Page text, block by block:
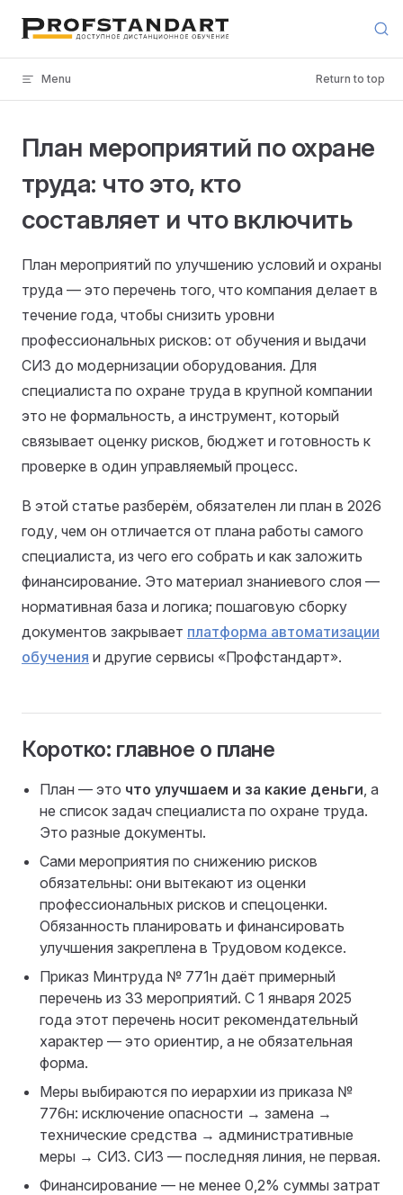
Skip to content
Menu Return to top
План мероприятий по охране
труда: что это, кто
составляет и что включить
План мероприятий по улучшению условий и охраны
труда — это перечень того, что компания делает в
течение года, чтобы снизить уровни
профессиональных рисков: от обучения и выдачи
СИЗ до модернизации оборудования. Для
специалиста по охране труда в крупной компании
это не формальность, а инструмент, который
связывает оценку рисков, бюджет и готовность к
проверке в один управляемый процесс.
В этой статье разберём, обязателен ли план в 2026
году, чем он отличается от плана работы самого
специалиста, из чего его собрать и как заложить
финансирование. Это материал знаниевого слоя —
нормативная база и логика; пошаговую сборку
документов закрывает платформа автоматизации
обучения и другие сервисы «Профстандарт».
Коротко: главное о плане
План — это что улучшаем и за какие деньги, а
не список задач специалиста по охране труда.
Это разные документы.
Сами мероприятия по снижению рисков
обязательны: они вытекают из оценки
профессиональных рисков и спецоценки.
Обязанность планировать и финансировать
улучшения закреплена в Трудовом кодексе.
Приказ Минтруда № 771н даёт примерный
перечень из 33 мероприятий. С 1 января 2025
года этот перечень носит рекомендательный
характер — это ориентир, а не обязательная
форма.
Меры выбираются по иерархии из приказа №
776н: исключение опасности → замена →
технические средства → административные
меры → СИЗ. СИЗ — последняя линия, не первая.
Финансирование — не менее 0,2% суммы затрат